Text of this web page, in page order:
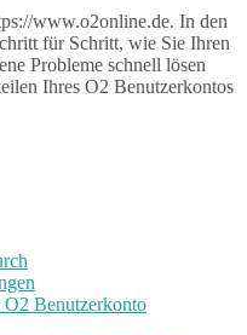
www.o2online.de. In den
für Schritt, wie Sie Ihren
Probleme schnell lösen
Ihres O2 Benutzerkontos
Benutzerkonto